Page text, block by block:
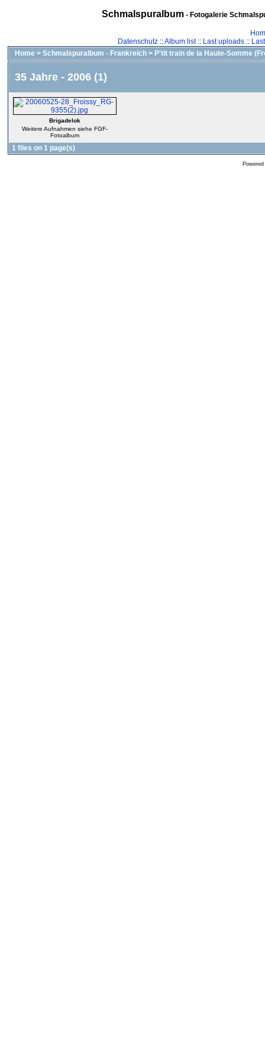
Schmalspuralbum- Fotogalerie
Datenschutz::Album list:: Last uploads::
Home > Schmalspuralbum - Frankreich > P'tit train de la Haute-Somme
35 Jahre - 2006 (1)
Brigadelok
Weitere Aufnahmen siehe FGF-
Fotoalbum
1 files on 1 page(s)